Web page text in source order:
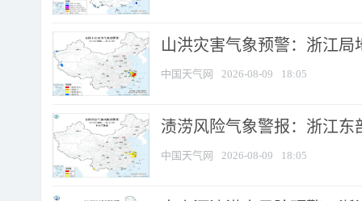
山洪灾害气象预警：浙江
中国天气网 2026-08-09 18:05
渍涝风险气象警报：浙江
中国天气网 2026-08-09 18:05